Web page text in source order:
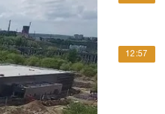
12:57